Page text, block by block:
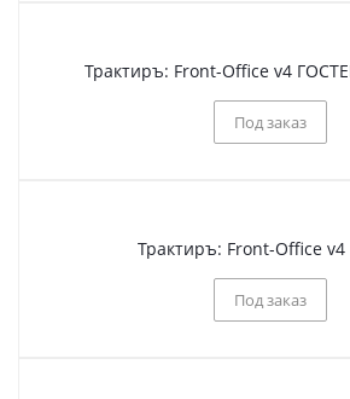
Трактиръ: Front-Office v4
Под заказ
Трактиръ: Front-Office
Под заказ